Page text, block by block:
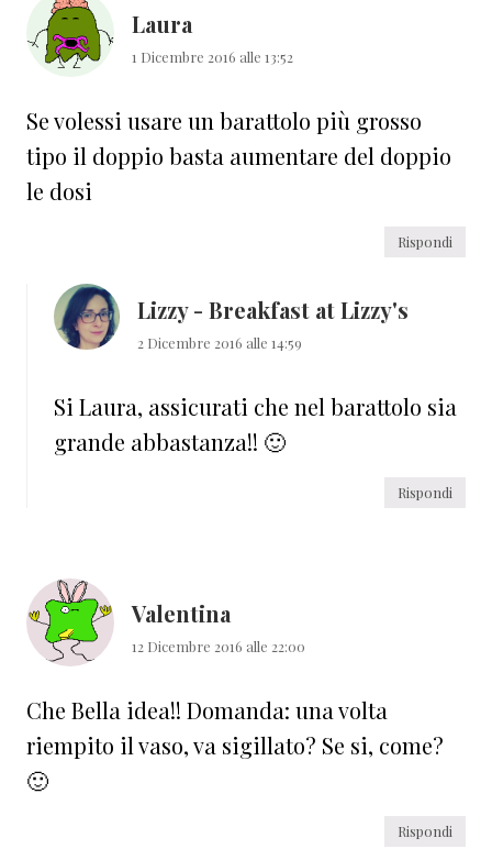
Laura
1 Dicembre 2016 alle 13:52
Se volessi usare un barattolo più grosso
tipo il doppio basta aumentare del doppio
le dosi
Rispondi
Lizzy - Breakfast at Lizzy's
2 Dicembre 2016 alle 14:59
Si Laura, assicurati che nel barattolo sia
grande abbastanza!! 🙂
Rispondi
Valentina
12 Dicembre 2016 alle 22:00
Che Bella idea!! Domanda: una volta
riempito il vaso, va sigillato? Se si, come?
🙂
Rispondi